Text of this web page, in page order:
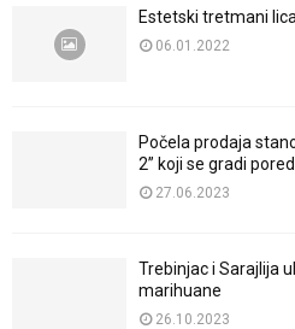
Estetski tretmani
06.01.2022
Počela prodaja
2” koji se gradi
27.06.2023
Trebinjac i Sarajlija
marihuane
26.10.2023